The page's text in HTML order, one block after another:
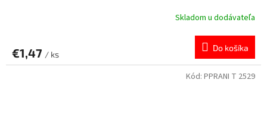
Skladom u dodávateľa
€1,47 / ks
Do košíka
Kód: PPRANI T 2529